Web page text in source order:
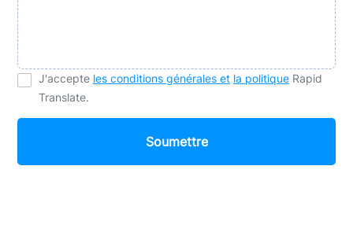
J'accepte les conditions générales et la politique Rapid
Translate.
Soumettre